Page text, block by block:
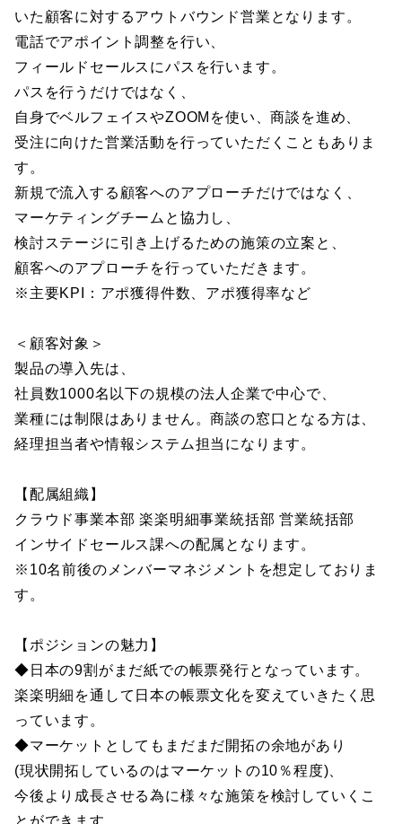
いた顧客に対するアウトバウンド営業となります。
電話でアポイント調整を行い、
フィールドセールスにパスを行います。
パスを行うだけではなく、
自身でベルフェイスやZOOMを使い、商談を進め、
受注に向けた営業活動を行っていただくこともありま
す。
新規で流入する顧客へのアプローチだけではなく、
マーケティングチームと協力し、
検討ステージに引き上げるための施策の立案と、
顧客へのアプローチを行っていただきます。
※主要KPI：アポ獲得件数、アポ獲得率など
＜顧客対象＞
製品の導入先は、
社員数1000名以下の規模の法人企業で中心で、
業種には制限はありません。商談の窓口となる方は、
経理担当者や情報システム担当になります。
【配属組織】
クラウド事業本部 楽楽明細事業統括部 営業統括部
インサイドセールス課への配属となります。
※10名前後のメンバーマネジメントを想定しておりま
す。
【ポジションの魅力】
◆日本の9割がまだ紙での帳票発行となっています。
楽楽明細を通して日本の帳票文化を変えていきたく思
っています。
◆マーケットとしてもまだまだ開拓の余地があり
(現状開拓しているのはマーケットの10％程度)、
今後より成長させる為に様々な施策を検討していくこ
とができます。